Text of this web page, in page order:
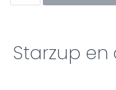
Starzup